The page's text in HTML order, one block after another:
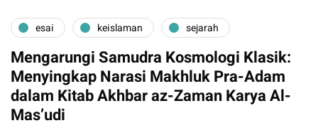
esai keislaman sejarah
Mengarungi Samudra Kosmologi Klasik:
Menyingkap Narasi Makhluk Pra-Adam
dalam Kitab Akhbar az-Zaman Karya Al-
Mas’udi